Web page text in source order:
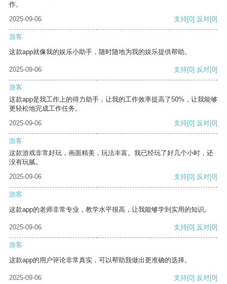
作。
2025-09-06
支持[0] 反对[0]
游客
这款app就像我的娱乐小助手，随时随地为我的娱乐提供帮助。
2025-09-06 支持[0] 反对[0]
游客
这款app是我工作上的得力助手，让我的工作效率提高了50%，让我能够
更轻松地完成工作任务。
2025-09-06
支持[0] 反对[0]
游客
这款游戏非常好玩，画面精美，玩法丰富。我已经玩了好几个小时，还
没有玩腻。
2025-09-06
支持[0] 反对[0]
游客
这款app的老师非常专业，教学水平很高，让我能够学到实用的知识。
2025-09-06 支持[0] 反对[0]
游客
这款app的用户评论非常真实，可以帮助我做出更准确的选择。
2025-09-06 支持[0] 反对[0]